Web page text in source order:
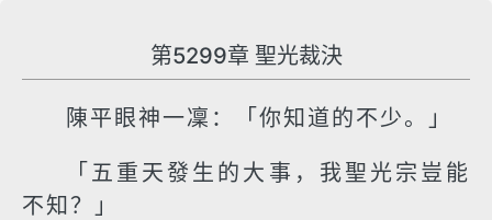
第5299章 聖光裁決
陳平眼神一凜：「你知道的不少。」
「五重天發生的大事，我聖光宗豈能
不知？」